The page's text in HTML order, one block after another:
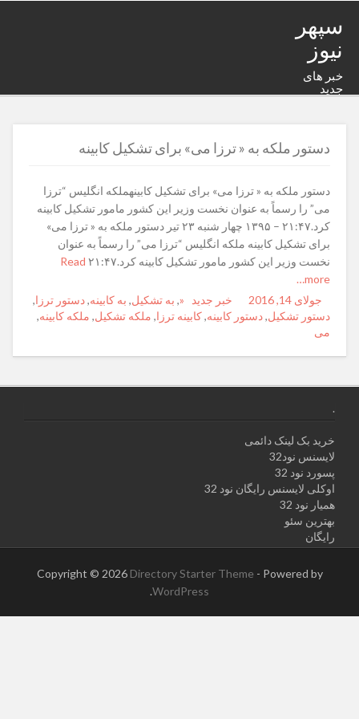
سپهر
نیوز
خبر های
جدید
دستور ملکه به « ترزا می» برای تشکیل کابینه
دستور ملکه به « ترزا می» برای تشکیل کابینهملکه انگلیس “ترزا
می” را رسماً به عنوان نخست وزیر این کشور مامور تشکیل کابینه
کرد.۲۱:۴۷ – ۱۳۹۵ چهار شنبه ۲۳ تیر دستور ملکه به « ترزا می»
برای تشکیل کابینه ملکه انگلیس “ترزا می” را رسماً به عنوان
نخست وزیر این کشور مامور تشکیل کابینه کرد.۲۱:۴۷
Read
more…
Posted
on
جولای 14, 2016 Author
Categories
خبر جدید Tags
«
, به تشکیل, به کابینه,دستور ترزا,
دستور تشکیل,دستور کابینه,کابینه ترزا, ملکه تشکیل, ملکه کابینه,
می
.
خرید بک لینک دائمی
لایسنس نود32
پسورد نود 32
اوکلی لایسنس رایگان نود 32
همیار نود 32
بهترین سئو
رایگان
Copyright © 2026 Directory Starter Theme - Powered by
WordPress
.